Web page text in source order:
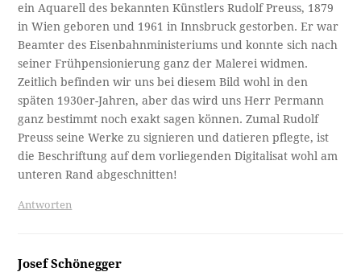
ein Aquarell des bekannten Künstlers Rudolf Preuss, 1879
in Wien geboren und 1961 in Innsbruck gestorben. Er war
Beamter des Eisenbahnministeriums und konnte sich nach
seiner Frühpensionierung ganz der Malerei widmen.
Zeitlich befinden wir uns bei diesem Bild wohl in den
späten 1930er-Jahren, aber das wird uns Herr Permann
ganz bestimmt noch exakt sagen können. Zumal Rudolf
Preuss seine Werke zu signieren und datieren pflegte, ist
die Beschriftung auf dem vorliegenden Digitalisat wohl am
unteren Rand abgeschnitten!
Antworten
Josef Schönegger